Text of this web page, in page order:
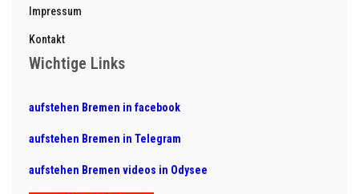
Impressum
Kontakt
Wichtige Links
aufstehen Bremen in facebook
aufstehen Bremen in Telegram
aufstehen Bremen videos in Odysee